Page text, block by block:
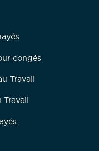
congés
Travail